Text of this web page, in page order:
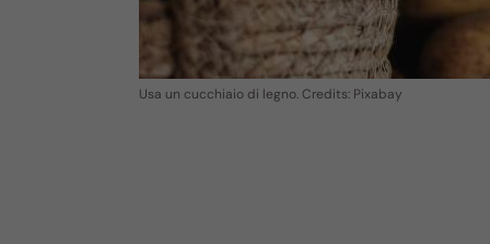
Usa un cucchiaio di legno. Credits: Pixabay